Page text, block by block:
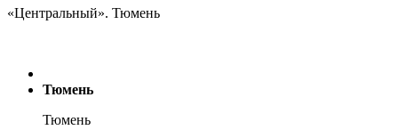
«Центральный». Тюмень
Тюмень
Тюмень